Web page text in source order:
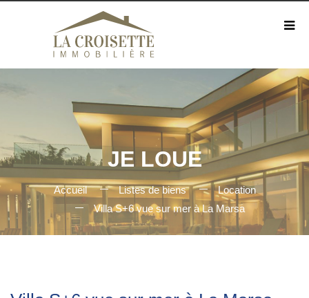
JE LOUE
Accueil Listes de biens
Location
Villa S+6 vue sur mer à La Marsa